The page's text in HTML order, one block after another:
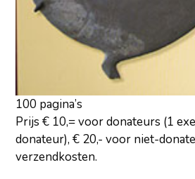
100 pagina’s
Prijs € 10,= voor donateurs (1
donateur), € 20,- voor niet-
verzendkosten.